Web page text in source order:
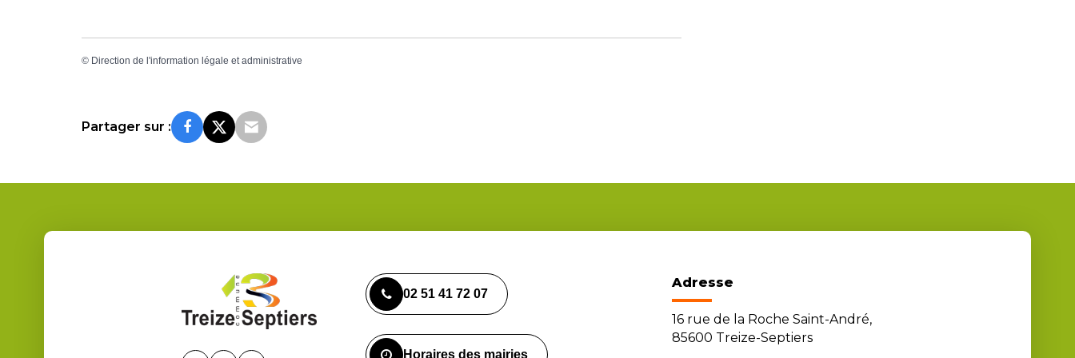
© Direction de l'information légale et administrative
Partager sur :
02 51 41 72 07
Horaires des mairies
Adresse
16 rue de la Roche Saint-André,
85600 Treize-Septiers